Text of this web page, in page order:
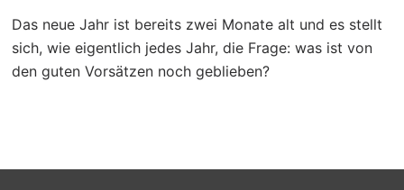
Das neue Jahr ist bereits zwei Monate alt und es stellt
sich, wie eigentlich jedes Jahr, die Frage: was ist von
den guten Vorsätzen noch geblieben?